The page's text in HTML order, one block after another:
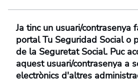
Ja tinc un usuari/contrasenya
portal Tu Seguridad Social o
de la Seguretat Social. Puc
aquest usuari/contrasenya a
electrònics d'altres